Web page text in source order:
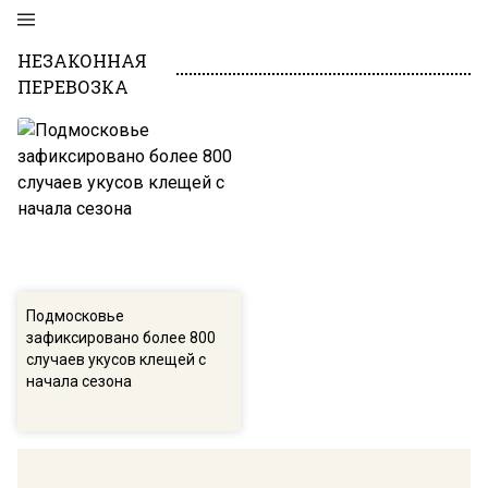
НЕЗАКОННАЯ
ПЕРЕВОЗКА
Подмосковье
зафиксировано более 800
случаев укусов клещей с
начала сезона